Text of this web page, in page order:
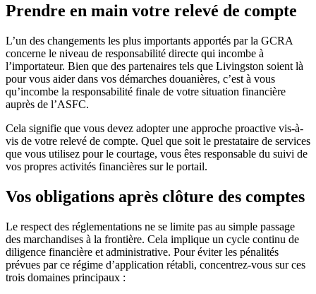
Prendre en main votre relevé de compte
L’un des changements les plus importants apportés par la GCRA
concerne le niveau de responsabilité directe qui incombe à
l’importateur. Bien que des partenaires tels que Livingston soient là
pour vous aider dans vos démarches douanières, c’est à vous
qu’incombe la responsabilité finale de votre situation financière
auprès de l’ASFC.
Cela signifie que vous devez adopter une approche proactive vis-à-
vis de votre relevé de compte. Quel que soit le prestataire de services
que vous utilisez pour le courtage, vous êtes responsable du suivi de
vos propres activités financières sur le portail.
Vos obligations après clôture des comptes
Le respect des réglementations ne se limite pas au simple passage
des marchandises à la frontière. Cela implique un cycle continu de
diligence financière et administrative. Pour éviter les pénalités
prévues par ce régime d’application rétabli, concentrez-vous sur ces
trois domaines principaux :